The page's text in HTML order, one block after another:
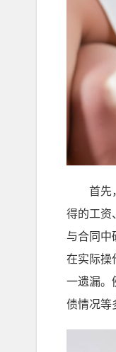
首先，
得的工资
与合同中
在实际操
一遗漏。
债情况等